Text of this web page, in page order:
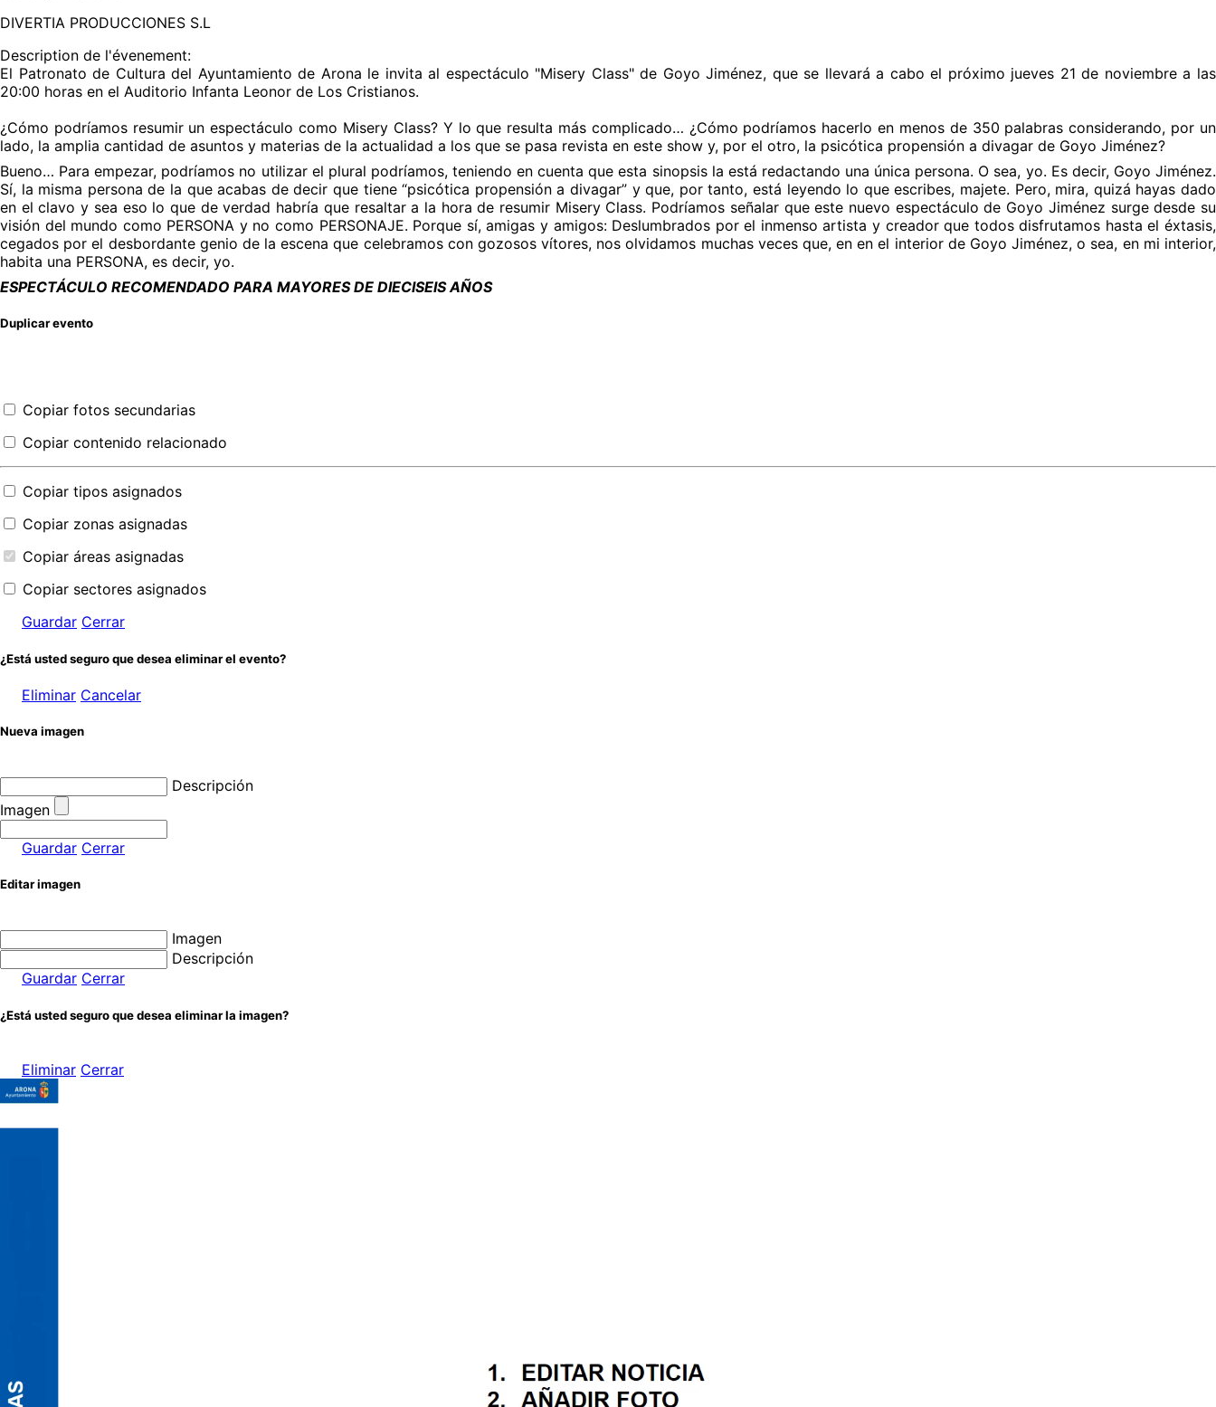
DIVERTIA PRODUCCIONES S.L
Description de l'évenement:
El Patronato de Cultura del Ayuntamiento de Arona le invita al espectáculo "Misery Class" de Goyo Jiménez, que se llevará a cabo el próximo jueves 21 de noviembre a las
20:00 horas en el Auditorio Infanta Leonor de Los Cristianos.
¿Cómo podríamos resumir un espectáculo como Misery Class? Y lo que resulta más complicado… ¿Cómo podríamos hacerlo en menos de 350 palabras considerando, por un
lado, la amplia cantidad de asuntos y materias de la actualidad a los que se pasa revista en este show y, por el otro, la psicótica propensión a divagar de Goyo Jiménez?
Bueno… Para empezar, podríamos no utilizar el plural podríamos, teniendo en cuenta que esta sinopsis la está redactando una única persona. O sea, yo. Es decir, Goyo Jiménez.
Sí, la misma persona de la que acabas de decir que tiene “psicótica propensión a divagar” y que, por tanto, está leyendo lo que escribes, majete. Pero, mira, quizá hayas dado
en el clavo y sea eso lo que de verdad habría que resaltar a la hora de resumir Misery Class. Podríamos señalar que este nuevo espectáculo de Goyo Jiménez surge desde su
visión del mundo como PERSONA y no como PERSONAJE. Porque sí, amigas y amigos: Deslumbrados por el inmenso artista y creador que todos disfrutamos hasta el éxtasis,
cegados por el desbordante genio de la escena que celebramos con gozosos vítores, nos olvidamos muchas veces que, en en el interior de Goyo Jiménez, o sea, en mi interior,
habita una PERSONA, es decir, yo.
ESPECTÁCULO RECOMENDADO PARA MAYORES DE DIECISEIS AÑOS
Duplicar evento
Copiar fotos secundarias
Copiar contenido relacionado
Copiar tipos asignados
Copiar zonas asignadas
Copiar áreas asignadas
Copiar sectores asignados
Guardar Cerrar
¿Está usted seguro que desea eliminar el evento?
Eliminar Cancelar
Nueva imagen
Descripción
Imagen
Guardar Cerrar
Editar imagen
Imagen
Descripción
Guardar Cerrar
¿Está usted seguro que desea eliminar la imagen?
Eliminar Cerrar